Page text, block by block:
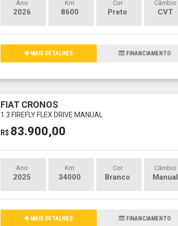
Ano
2026
Km
8600
Cor
Preto
Câmbio
CVT
MAIS DETALHES FINANCIAMENTO
FIAT CRONOS
1.3 FIREFLY FLEX DRIVE MANUAL
R$ 83.900,00
Ano
2025
Km
34000
Cor
Branco
Câmbio
Manual
MAIS DETALHES FINANCIAMENTO